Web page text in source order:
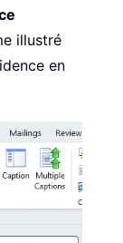
illustré
en